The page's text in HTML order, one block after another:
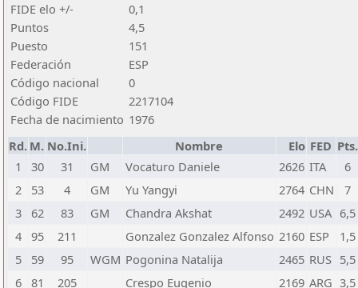
FIDE elo +/-
0,1
Puntos
4,5
Puesto
151
Federación
ESP
Código nacional
0
Código FIDE
2217104
Fecha de nacimiento 1976
Rd. M. No.Ini. Nombre Elo FED Pts.
1
30 31 GM Vocaturo Daniele 2626 ITA
6
2
53 4 GM Yu Yangyi 2764 CHN
7
3
62 83 GM Chandra Akshat 2492 USA 6,5
4 95 211 Gonzalez Gonzalez Alfonso 2160 ESP
1,5
5
59 95 WGM Pogonina Natalija 2465 RUS 5,5
6 81 205 Crespo Eugenio 2169 ARG 3,5